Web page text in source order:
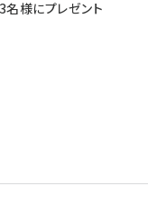
名様にプレゼント